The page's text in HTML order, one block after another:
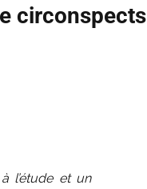
circonspects
l’étude et un